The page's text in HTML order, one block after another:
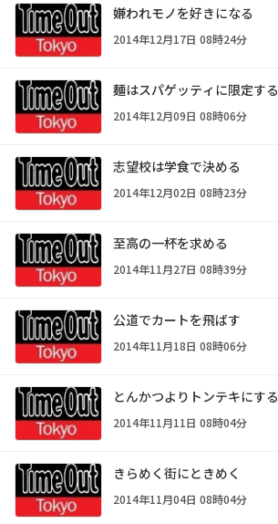
嫌われモノを好きになる
2014年12月17日 08時24分
麺はスパゲッティに限定する
2014年12月09日 08時06分
志望校は学食で決める
2014年12月02日 08時23分
至高の一杯を求める
2014年11月27日 08時39分
公道でカートを飛ばす
2014年11月18日 08時06分
とんかつよりトンテキにする
2014年11月11日 08時04分
きらめく街にときめく
2014年11月04日 08時04分